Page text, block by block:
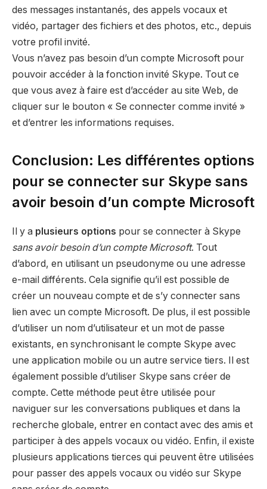
des messages instantanés, des appels vocaux et
vidéo, partager des fichiers et des photos, etc., depuis
votre profil invité.
Vous n’avez pas besoin d’un compte Microsoft pour
pouvoir accéder à la fonction invité Skype. Tout ce
que vous avez à faire est d’accéder au site Web, de
cliquer sur le bouton « Se connecter comme invité »
et d’entrer les informations requises.
Conclusion: Les différentes options
pour se connecter sur Skype sans
avoir besoin d’un compte Microsoft
Il y a plusieurs options pour se connecter à Skype
sans avoir besoin d’un compte Microsoft. Tout
d’abord, en utilisant un pseudonyme ou une adresse
e-mail différents. Cela signifie qu’il est possible de
créer un nouveau compte et de s’y connecter sans
lien avec un compte Microsoft. De plus, il est possible
d’utiliser un nom d’utilisateur et un mot de passe
existants, en synchronisant le compte Skype avec
une application mobile ou un autre service tiers. Il est
également possible d’utiliser Skype sans créer de
compte. Cette méthode peut être utilisée pour
naviguer sur les conversations publiques et dans la
recherche globale, entrer en contact avec des amis et
participer à des appels vocaux ou vidéo. Enfin, il existe
plusieurs applications tierces qui peuvent être utilisées
pour passer des appels vocaux ou vidéo sur Skype